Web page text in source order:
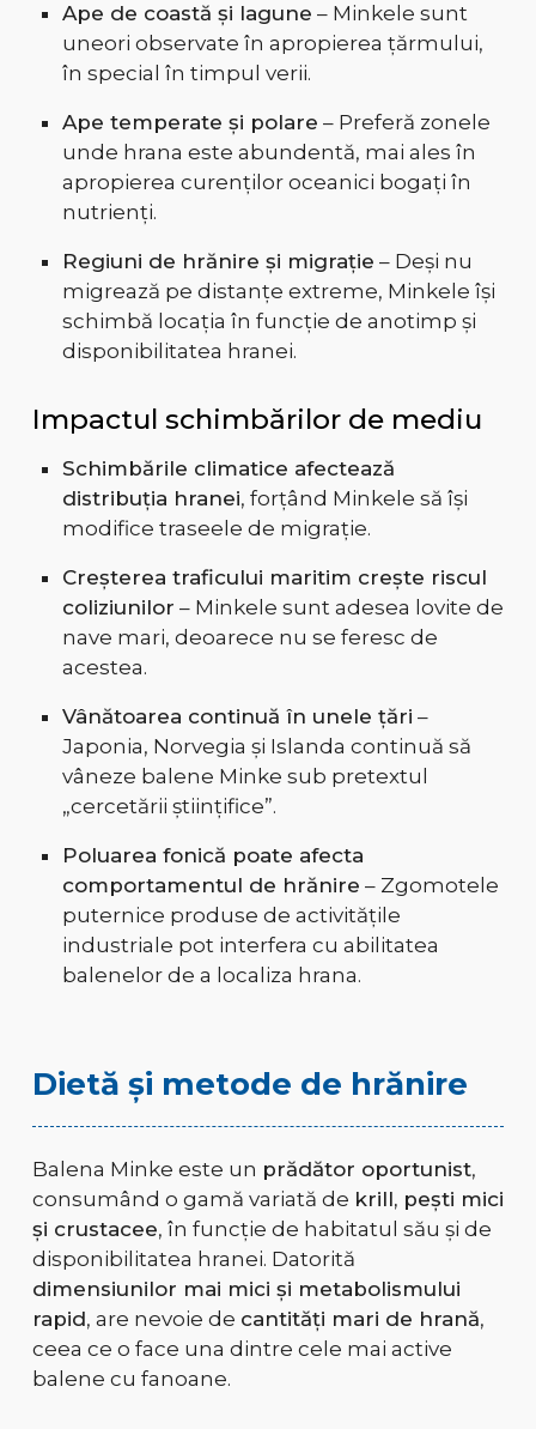
Ape de coastă și lagune – Minkele sunt
uneori observate în apropierea țărmului,
în special în timpul verii.
Ape temperate și polare – Preferă zonele
unde hrana este abundentă, mai ales în
apropierea curenților oceanici bogați în
nutrienți.
Regiuni de hrănire și migrație – Deși nu
migrează pe distanțe extreme, Minkele își
schimbă locația în funcție de anotimp și
disponibilitatea hranei.
Impactul schimbărilor de mediu
Schimbările climatice afectează
distribuția hranei, forțând Minkele să își
modifice traseele de migrație.
Creșterea traficului maritim crește riscul
coliziunilor – Minkele sunt adesea lovite de
nave mari, deoarece nu se feresc de
acestea.
Vânătoarea continuă în unele țări –
Japonia, Norvegia și Islanda continuă să
vâneze balene Minke sub pretextul
„cercetării științifice”.
Poluarea fonică poate afecta
comportamentul de hrănire – Zgomotele
puternice produse de activitățile
industriale pot interfera cu abilitatea
balenelor de a localiza hrana.
Dietă și metode de hrănire
Balena Minke este un prădător oportunist,
consumând o gamă variată de krill, pești mici
și crustacee, în funcție de habitatul său și de
disponibilitatea hranei. Datorită
dimensiunilor mai mici și metabolismului
rapid, are nevoie de cantități mari de hrană,
ceea ce o face una dintre cele mai active
balene cu fanoane.